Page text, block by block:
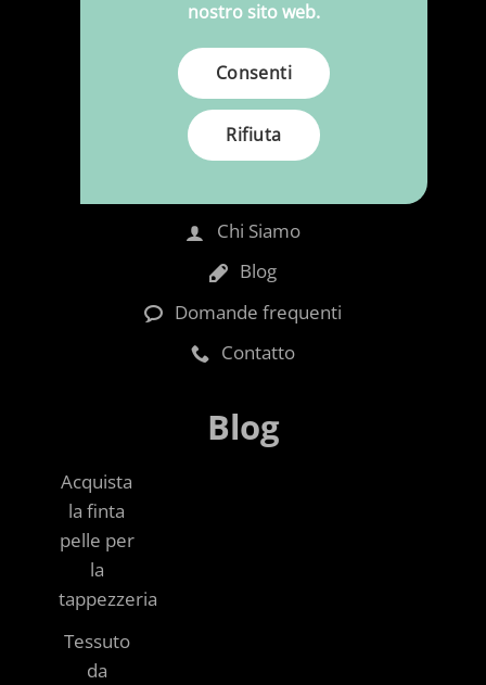
Aghi e filati
Informazione
Chi Siamo
Blog
Domande frequenti
Contatto
Blog
Acquista
la finta
pelle per
la
tappezzeria
Tessuto
da
nostro sito web.
Consenti
Rifiuta